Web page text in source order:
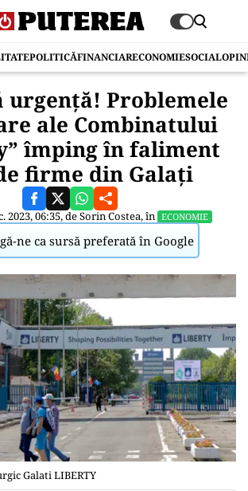
POLITICĂFINANCIARECONOMIESOCIAL
urgență! Problemele
ale Combinatului
împing în faliment
firme din Galați
2023, 06:35, deSorin Costea, în ECONOMIE
ne ca sursă preferată în Google
Galati LIBERTY